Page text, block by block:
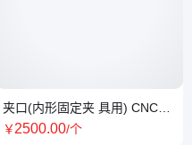
夹口(内形固定夹 具用) CNC夹
具系列 形状固 定夹 具
￥2500.00/个